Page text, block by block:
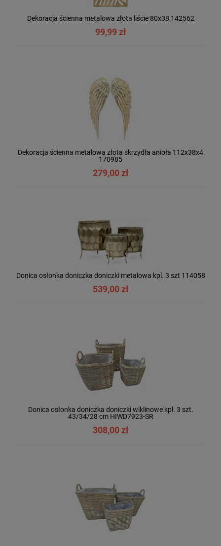
Dekoracja ścienna metalowa złota liście 80x38 142562
99,99 zł
Dekoracja ścienna metalowa złota skrzydła anioła 112x38x4
170985
279,00 zł
Donica osłonka doniczka doniczki metalowa kpl. 3 szt 114058
539,00 zł
Donica osłonka doniczka doniczki wiklinowe kpl. 3 szt.
43/34/28 cm HIWD7923-SR
308,00 zł